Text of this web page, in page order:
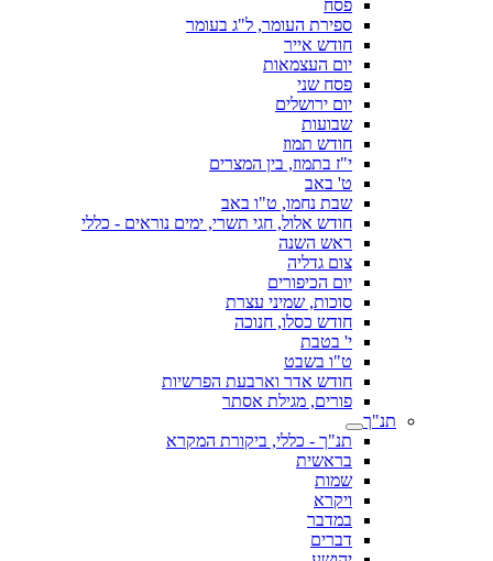
פסח
ספירת העומר, ל"ג בעומר
חודש אייר
יום העצמאות
פסח שני
יום ירושלים
שבועות
חודש תמוז
י"ז בתמוז, בין המצרים
ט' באב
שבת נחמו, ט"ו באב
חודש אלול, חגי תשרי, ימים נוראים - כללי
ראש השנה
צום גדליה
יום הכיפורים
סוכות, שמיני עצרת
חודש כסלו, חנוכה
י' בטבת
ט"ו בשבט
חודש אדר וארבעת הפרשיות
פורים, מגילת אסתר
תנ"ך
תנ"ך - כללי, ביקורת המקרא
בראשית
שמות
ויקרא
במדבר
דברים